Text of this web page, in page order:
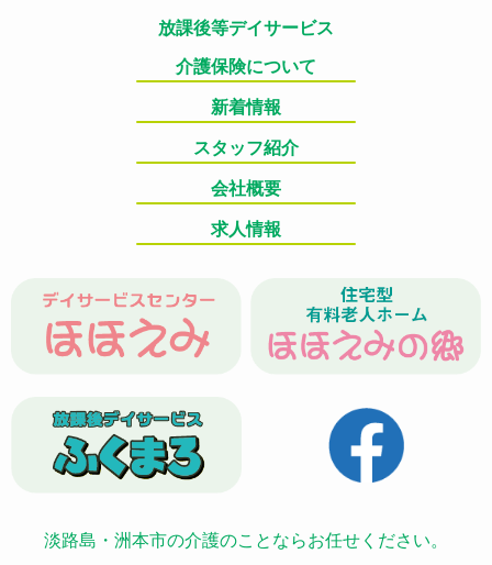
放課後等デイサービス
介護保険について
新着情報
スタッフ紹介
会社概要
求人情報
淡路島・洲本市の介護のことならお任せください。